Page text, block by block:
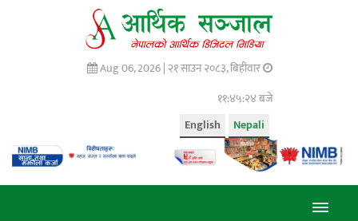
Aug 06, 2026 | २१ साउन २०८३, बिहीवार
११:४५:२५ बजे
Nepali
English